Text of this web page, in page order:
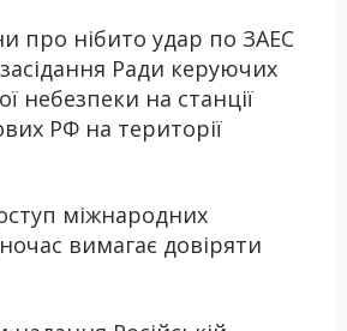
про нібито удар по ЗАЕС
Ради керуючих
на станції
РФ на території
міжнародних
вимагає довіряти